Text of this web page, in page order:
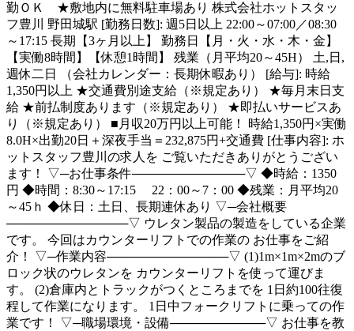
勤ＯＫ ★敷地内に無料駐車場あり 株式会社ホットスタッ
フ豊川 野田城駅 [勤務日数]: 週5日以上 22:00～07:00／08:30
～17:15 長期【3ヶ月以上】 勤務日【月・火・水・木・金】
【実働8時間】【休憩1時間】 残業（月平均20～45H） 土,日,
週休二日 （会社カレンダー：長期休暇あり） [給与]: 時給
1,350円以上 ★交通費別途支給（※規定あり） ★毎月末日支
給 ★前払制度あります（※規定あり） ★即払いサービスあ
り（※規定あり） ■月収20万円以上可能！ 時給1,350円×実働
8.0H×出勤20日＋深夜手当＝232,875円+交通費 [仕事内容]: ホ
ットスタッフ豊川の求人を ご覧いただきありがとうござい
ます！ ▽─お仕事条件─────────────▽ ◆時給：1350
円 ◆時間：8:30～17:15 22：00～7：00 ◆残業：月平均20
～45ｈ ◆休日：土日、長期連休あり ▽─会社概要
──────────────▽ ウレタン製品の製造をしている企業
です。 今回はカウンターリフトでの作業の お仕事をご紹
介！ ▽─作業内容──────────────▽ (1)1m×1m×2mのブ
ロック状のウレタンを カウンターリフトを使って運びま
す。 (2)倉庫内とトラックがつくところまでを 1日約100往復
程して作業になります。 1日中フォークリフトに乗っての作
業です！ ▽─職場環境・設備───────────▽ お仕事を教